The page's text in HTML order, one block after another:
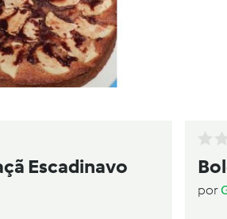
Escadinavo
por